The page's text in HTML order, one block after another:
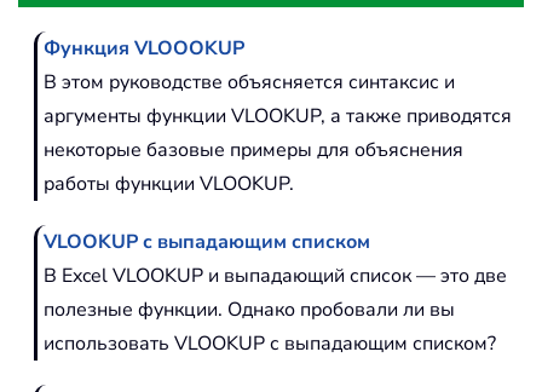
Функция VLOOOKUP
В этом руководстве объясняется синтаксис и
аргументы функции VLOOKUP, а также приводятся
некоторые базовые примеры для объяснения
работы функции VLOOKUP.
VLOOKUP с выпадающим списком
В Excel VLOOKUP и выпадающий список — это две
полезные функции. Однако пробовали ли вы
использовать VLOOKUP с выпадающим списком?